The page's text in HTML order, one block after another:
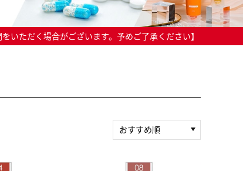
ただく場合がございます。予めご了承ください】
おすすめ順
積算マイル率（高い